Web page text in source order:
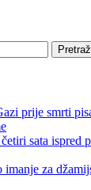
prije smrti
sata ispred
za